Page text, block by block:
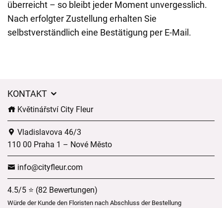
überreicht – so bleibt jeder Moment unvergesslich.
Nach erfolgter Zustellung erhalten Sie
selbstverständlich eine Bestätigung per E-Mail.
KONTAKT
Květinářství City Fleur
Vladislavova 46/3
110 00 Praha 1 – Nové Město
info@cityfleur.com
4.5/5 ⭐ (82 Bewertungen)
Würde der Kunde den Floristen nach Abschluss der Bestellung